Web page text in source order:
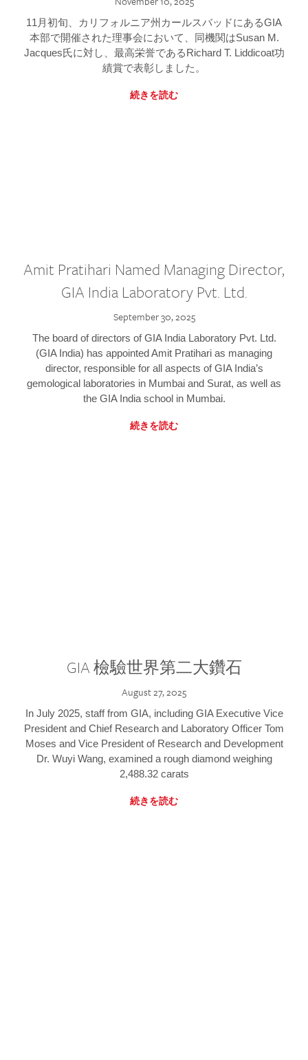
11月初旬、カリフォルニア州カールスバッドにあるGIA
本部で開催された理事会において、同機関はSusan M.
Jacques氏に対し、最高栄誉であるRichard T. Liddicoat功
績賞で表彰しました。
続きを読む
Amit Pratihari Named Managing Director,
GIA India Laboratory Pvt. Ltd.
September 30, 2025
The board of directors of GIA India Laboratory Pvt. Ltd.
(GIA India) has appointed Amit Pratihari as managing
director, responsible for all aspects of GIA India’s
gemological laboratories in Mumbai and Surat, as well as
the GIA India school in Mumbai.
続きを読む
GIA 檢驗世界第二大鑽石
August 27, 2025
In July 2025, staff from GIA, including GIA Executive Vice
President and Chief Research and Laboratory Officer Tom
Moses and Vice President of Research and Development
Dr. Wuyi Wang, examined a rough diamond weighing
2,488.32 carats
続きを読む